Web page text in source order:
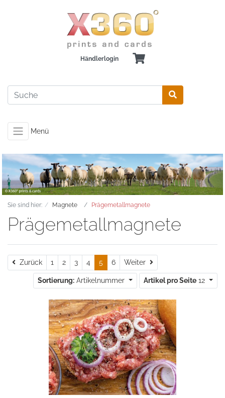
Händlerlogin
Menü
Sie sind hier: Magnete Prägemetallmagnete
Prägemetallmagnete
ZurückZurück
1 2 3 4 5 6 Weiter Weiter
Sortierung: Artikelnummer Artikel pro Seite 12